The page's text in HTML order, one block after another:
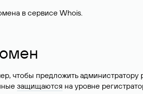
в сервисе Whois.
чтобы предложить
защищаются на уровне